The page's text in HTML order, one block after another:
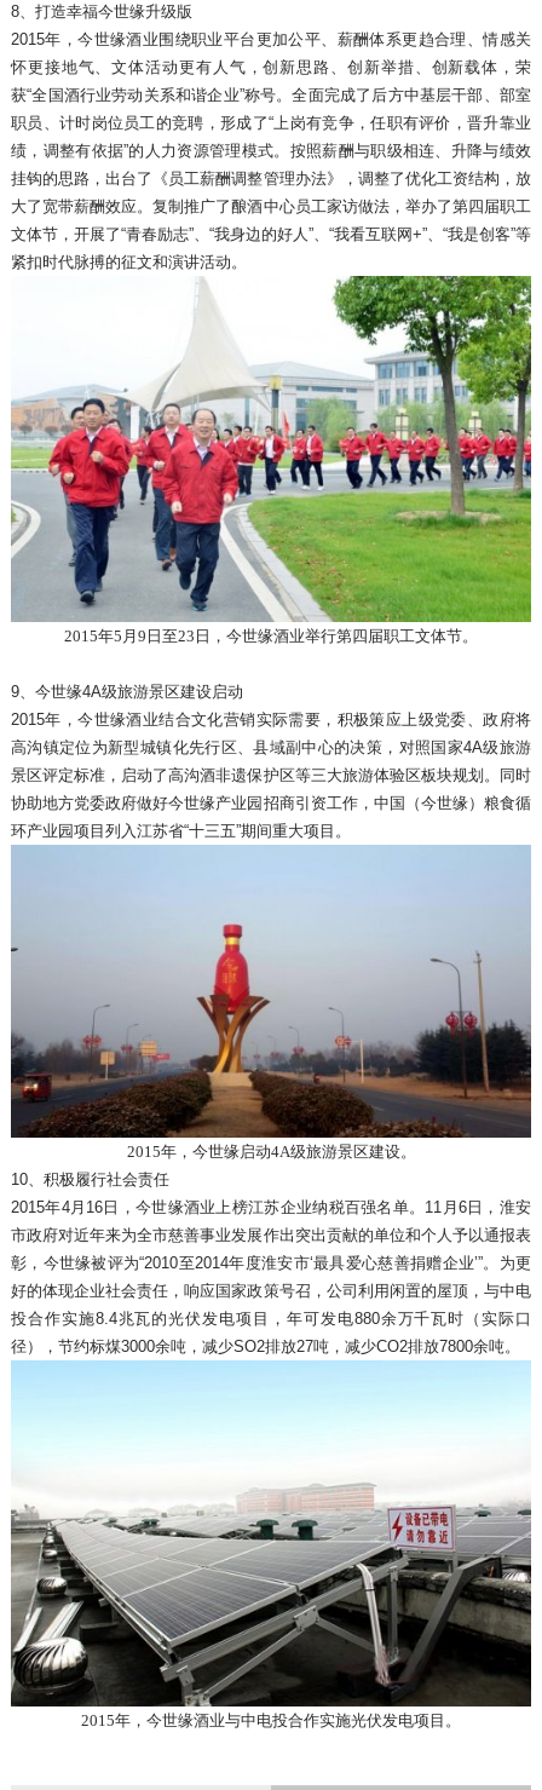
8、打造幸福今世缘升级版
2015年，今世缘酒业围绕职业平台更加公平、薪酬体系更趋合理、情感关
怀更接地气、文体活动更有人气，创新思路、创新举措、创新载体，荣
获“全国酒行业劳动关系和谐企业”称号。全面完成了后方中基层干部、部室
职员、计时岗位员工的竞聘，形成了“上岗有竞争，任职有评价，晋升靠业
绩，调整有依据”的人力资源管理模式。按照薪酬与职级相连、升降与绩效
挂钩的思路，出台了《员工薪酬调整管理办法》，调整了优化工资结构，放
大了宽带薪酬效应。复制推广了酿酒中心员工家访做法，举办了第四届职工
文体节，开展了“青春励志”、“我身边的好人”、“我看互联网+”、“我是创客”等
紧扣时代脉搏的征文和演讲活动。
2015年5月9日至23日，今世缘酒业举行第四届职工文体节。
9、今世缘4A级旅游景区建设启动
2015年，今世缘酒业结合文化营销实际需要，积极策应上级党委、政府将
高沟镇定位为新型城镇化先行区、县域副中心的决策，对照国家4A级旅游
景区评定标准，启动了高沟酒非遗保护区等三大旅游体验区板块规划。同时
协助地方党委政府做好今世缘产业园招商引资工作，中国（今世缘）粮食循
环产业园项目列入江苏省“十三五”期间重大项目。
2015年，今世缘启动4A级旅游景区建设。
10、积极履行社会责任
2015年4月16日，今世缘酒业上榜江苏企业纳税百强名单。11月6日，淮安
市政府对近年来为全市慈善事业发展作出突出贡献的单位和个人予以通报表
彰，今世缘被评为“2010至2014年度淮安市‘最具爱心慈善捐赠企业’”。为更
好的体现企业社会责任，响应国家政策号召，公司利用闲置的屋顶，与中电
投合作实施8.4兆瓦的光伏发电项目，年可发电880余万千瓦时（实际口
径），节约标煤3000余吨，减少SO2排放27吨，减少CO2排放7800余吨。
2015年，今世缘酒业与中电投合作实施光伏发电项目。